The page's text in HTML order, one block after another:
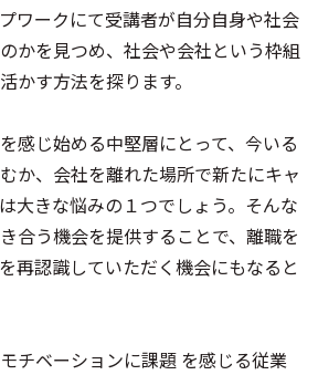
ワークにて受講者が自分自身や社会
かを見つめ、社会や会社という枠組
かす方法を探ります。
感じ始める中堅層にとって、今いる
か、会社を離れた場所で新たにキャ
大きな悩みの１つでしょう。そんな
合う機会を提供することで、離職を
再認識していただく機会にもなると
チベーションに課題 を感じる従業